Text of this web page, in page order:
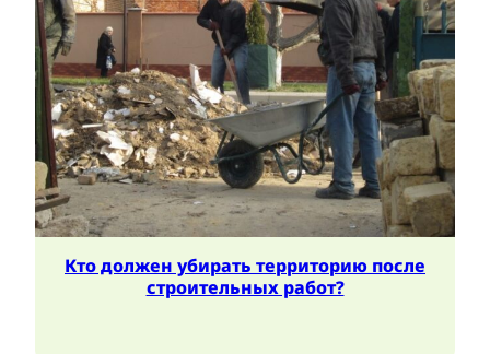
Кто должен убирать территорию после
строительных работ?